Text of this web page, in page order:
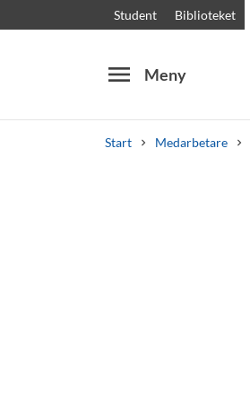
Student Biblioteket
menu Meny
Start Medarbetare